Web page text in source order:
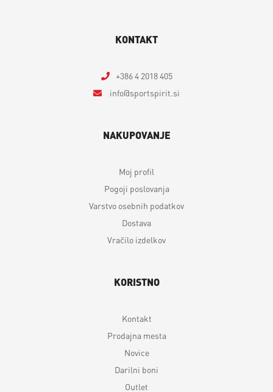
KONTAKT
+386 4 2018 405
info
sportspirit.si
NAKUPOVANJE
Moj profil
Pogoji poslovanja
Varstvo osebnih podatkov
Dostava
Vračilo izdelkov
KORISTNO
Kontakt
Prodajna mesta
Novice
Darilni boni
Outlet